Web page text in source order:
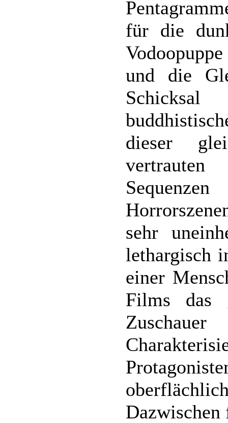
für die
und die
dieser
sehr
lethargisch
einer
Films das
Dazwischen